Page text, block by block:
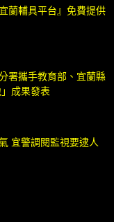
蘭輔具平台』免費提供
署攜手教育部、宜蘭縣
成果發表
宜警調閱監視要逮人